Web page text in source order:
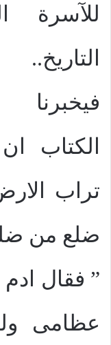
للآسرة
التاريخ..
فيخبرنا
الكتاب
تراب
ضلع من
” فقال
عظامى